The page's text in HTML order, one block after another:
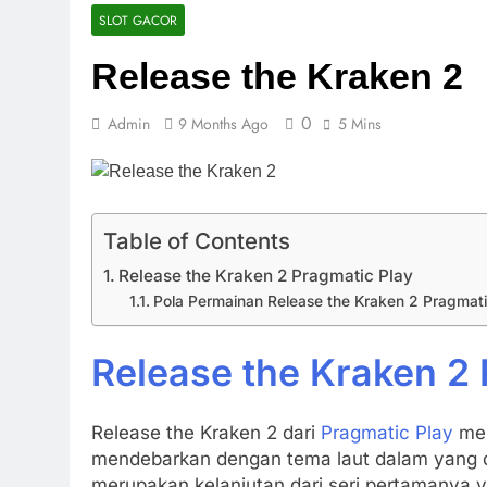
Resurrecting
10 Months Ago
Knight Hot
Rainbow Gold
11 Months Ago
11 Months Ago
Majestic
11 Months Ago
SLOT GACOR
Release the Kraken 2
Admin 9 Months Ago 0 5 Mins
Table of Contents
Release the Kraken 2 Pragmatic Play
Pola Permainan Release the Kraken 2
Release the Kraken
Release the Kraken 2 dari Pragmatic Play
mendebarkan dengan tema laut dalam